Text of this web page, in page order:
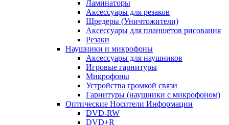
Ламинаторы
Аксессуары для резаков
Шредеры (Уничтожители)
Аксессуары для планшетов рисования
Резаки
Наушники и микрофоны
Аксессуары для наушников
Игровые гарнитуры
Микрофоны
Устройства громкой связи
Гарнитуры (наушники с микрофоном)
Оптические Носители Информации
DVD-RW
DVD+R